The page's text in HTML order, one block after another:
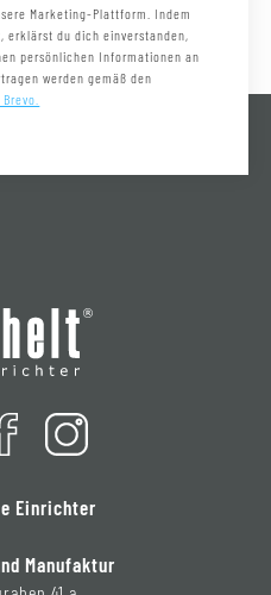
Marketing-Plattform. Indem
erklärst du dich einverstanden,
persönlichen Informationen an
werden gemäß den
Einrichter
Manufaktur